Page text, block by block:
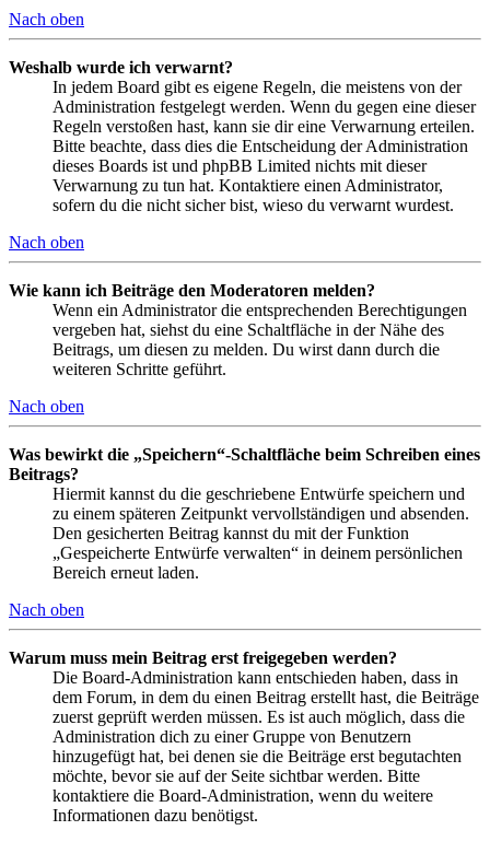
Nach oben
Weshalb wurde ich verwarnt?
In jedem Board gibt es eigene Regeln, die meistens von der
Administration festgelegt werden. Wenn du gegen eine dieser
Regeln verstoßen hast, kann sie dir eine Verwarnung erteilen.
Bitte beachte, dass dies die Entscheidung der Administration
dieses Boards ist und phpBB Limited nichts mit dieser
Verwarnung zu tun hat. Kontaktiere einen Administrator,
sofern du die nicht sicher bist, wieso du verwarnt wurdest.
Nach oben
Wie kann ich Beiträge den Moderatoren melden?
Wenn ein Administrator die entsprechenden Berechtigungen
vergeben hat, siehst du eine Schaltfläche in der Nähe des
Beitrags, um diesen zu melden. Du wirst dann durch die
weiteren Schritte geführt.
Nach oben
Was bewirkt die „Speichern“-Schaltfläche beim Schreiben eines
Beitrags?
Hiermit kannst du die geschriebene Entwürfe speichern und
zu einem späteren Zeitpunkt vervollständigen und absenden.
Den gesicherten Beitrag kannst du mit der Funktion
„Gespeicherte Entwürfe verwalten“ in deinem persönlichen
Bereich erneut laden.
Nach oben
Warum muss mein Beitrag erst freigegeben werden?
Die Board-Administration kann entschieden haben, dass in
dem Forum, in dem du einen Beitrag erstellt hast, die Beiträge
zuerst geprüft werden müssen. Es ist auch möglich, dass die
Administration dich zu einer Gruppe von Benutzern
hinzugefügt hat, bei denen sie die Beiträge erst begutachten
möchte, bevor sie auf der Seite sichtbar werden. Bitte
kontaktiere die Board-Administration, wenn du weitere
Informationen dazu benötigst.